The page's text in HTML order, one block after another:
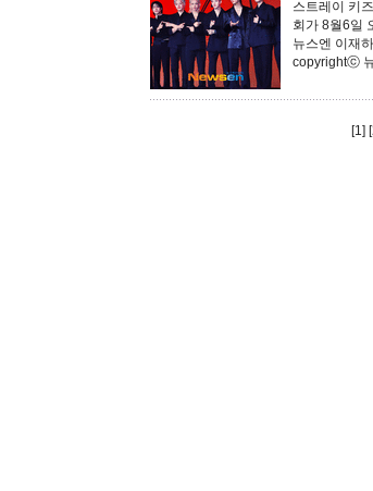
스트레이 키
회가 8월6일
뉴스엔 이재
copyrightⓒ
[1]